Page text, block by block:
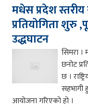
मधेस प्रदेश स्तरीय
प्रतियोगिता शुरु
उद्धघाटन
सिमरा ।
छनोट
छ ।
सहभागी
आयोजना गरिएको हो ।